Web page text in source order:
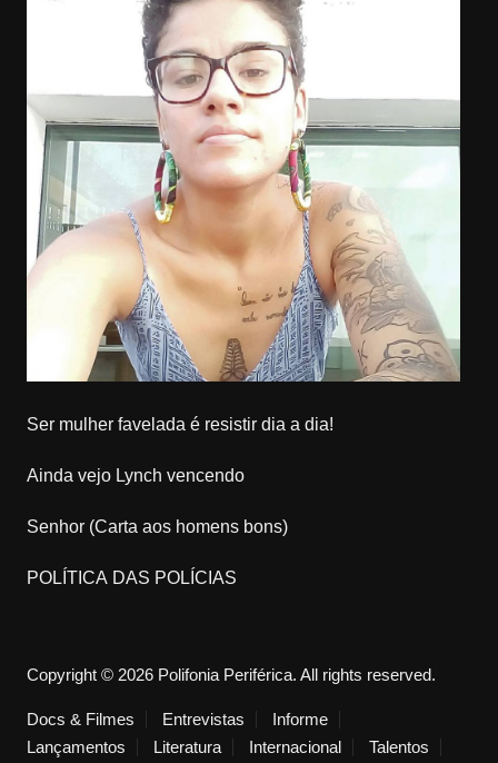
Ser mulher favelada é resistir dia a dia!
Ainda vejo Lynch vencendo
Senhor (Carta aos homens bons)
POLÍTICA DAS POLÍCIAS
Copyright © 2026 Polifonia Periférica. All rights reserved.
Docs & Filmes Entrevistas
Informe
Lançamentos
Literatura Internacional Talentos